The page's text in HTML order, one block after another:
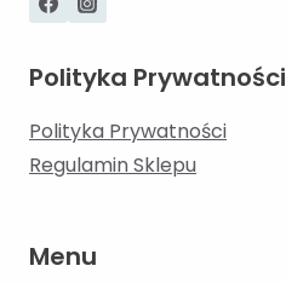
Polityka Prywatności
Polityka Prywatności
Regulamin Sklepu
Menu